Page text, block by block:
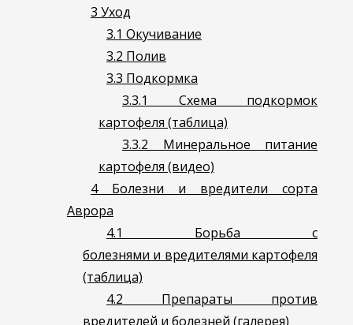
3 Уход
3.1 Окучивание
3.2 Полив
3.3 Подкормка
3.3.1
Схема подкормок
картофеля (таблица)
3.3.2 Минеральное питание
картофеля (видео)
4Болезни и вредители сорта
Аврора
4.1
Борьба с
болезнями и вредителями картофеля
(таблица)
4.2 Препараты против
вредителей и болезней (галерея)